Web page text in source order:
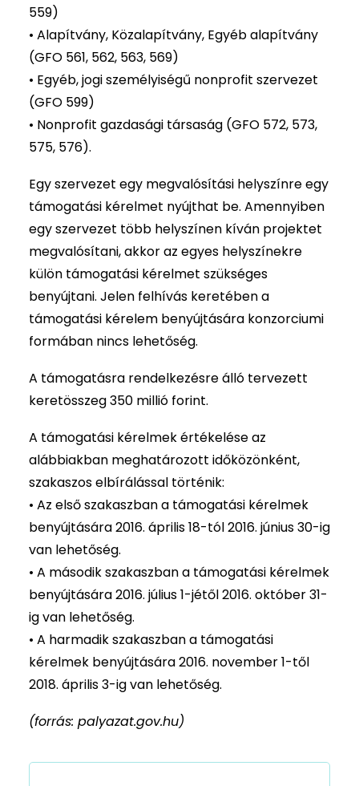
559)
• Alapítvány, Közalapítvány, Egyéb alapítvány
(GFO 561, 562, 563, 569)
• Egyéb, jogi személyiségű nonprofit szervezet
(GFO 599)
• Nonprofit gazdasági társaság (GFO 572, 573,
575, 576).
Egy szervezet egy megvalósítási helyszínre egy
támogatási kérelmet nyújthat be. Amennyiben
egy szervezet több helyszínen kíván projektet
megvalósítani, akkor az egyes helyszínekre
külön támogatási kérelmet szükséges
benyújtani. Jelen felhívás keretében a
támogatási kérelem benyújtására konzorciumi
formában nincs lehetőség.
A támogatásra rendelkezésre álló tervezett
keretösszeg 350 millió forint.
A támogatási kérelmek értékelése az
alábbiakban meghatározott időközönként,
szakaszos elbírálással történik:
• Az első szakaszban a támogatási kérelmek
benyújtására 2016. április 18-tól 2016. június 30-ig
van lehetőség.
• A második szakaszban a támogatási kérelmek
benyújtására 2016. július 1-jétől 2016. október 31-
ig van lehetőség.
• A harmadik szakaszban a támogatási
kérelmek benyújtására 2016. november 1-től
2018. április 3-ig van lehetőség.
(forrás: palyazat.gov.hu)